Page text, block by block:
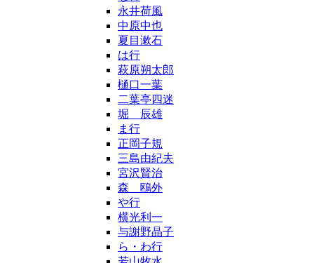
永井荷風
中原中也
夏目漱石
は行
萩原朔太郎
樋口一葉
二葉亭四迷
堀 辰雄
ま行
正岡子規
三島由紀夫
宮沢賢治
森 鴎外
や行
横光利一
与謝野晶子
ら・わ行